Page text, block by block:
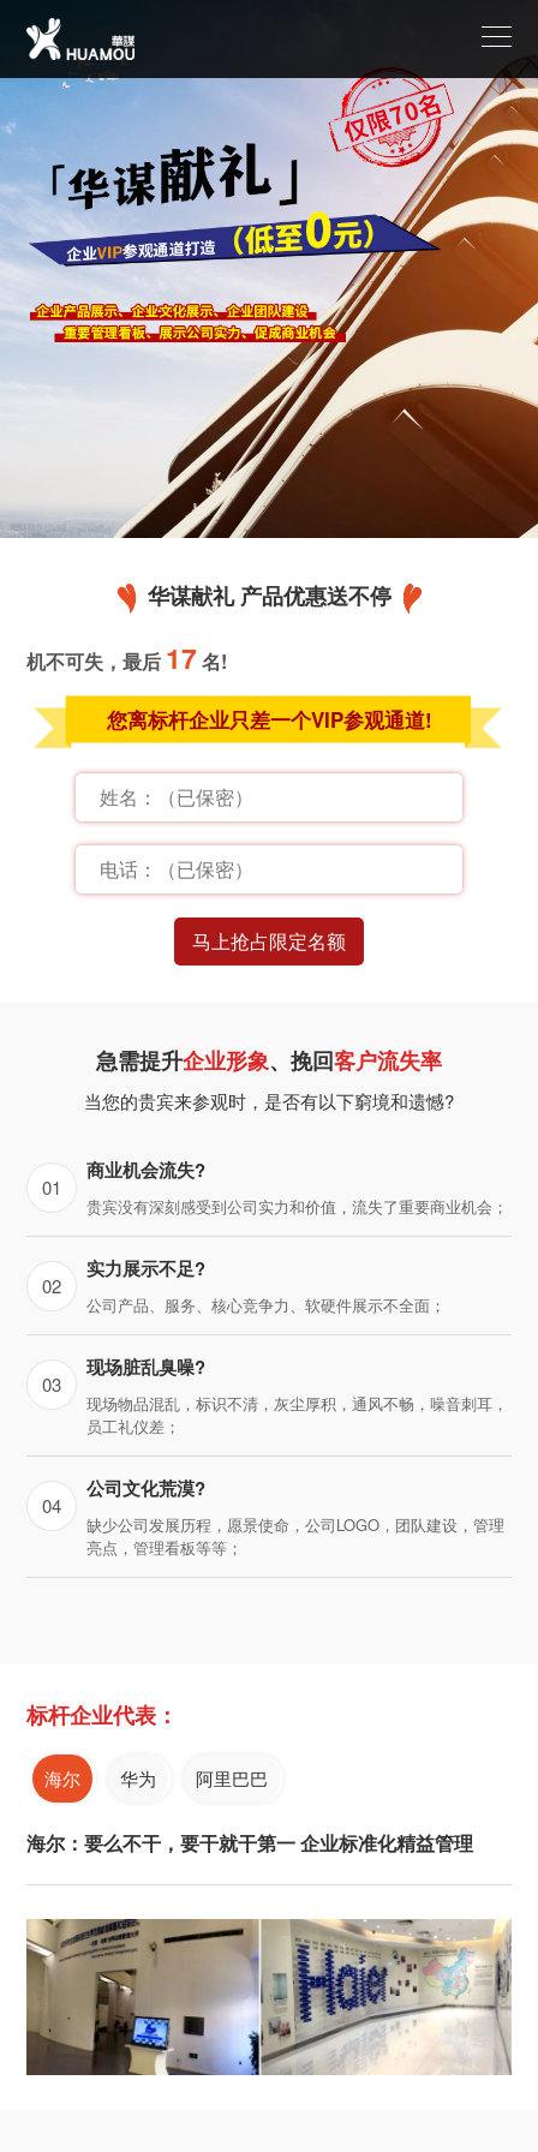
华谋献礼 产品优惠送不停
机不可失，最后 17名!
您离标杆企业只差一个VIP参观通道!
急需提升企业形象、挽回客户流失率
当您的贵宾来参观时，是否有以下窮境和遗憾?
01
商业机会流失?
贵宾没有深刻感受到公司实力和价值，流失了重要商业机会；
02
实力展示不足?
公司产品、服务、核心竞争力、软硬件展示不全面；
03
现场脏乱臭噪?
现场物品混乱，标识不清，灰尘厚积，通风不畅，噪音刺耳，
员工礼仪差；
04
公司文化荒漠?
缺少公司发展历程，愿景使命，公司LOGO，团队建设，管理
亮点，管理看板等等；
标杆企业代表：
海尔 华为 阿里巴巴
海尔：要么不干，要干就干第一 企业标准化精益管理